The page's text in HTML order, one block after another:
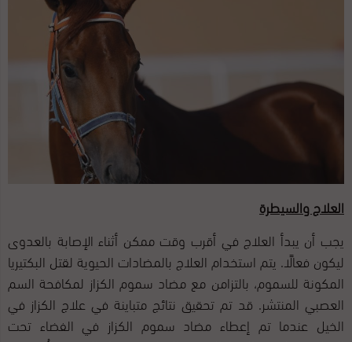
العلاج والسيطرة
يجب أن يبدأ العلاج في أقرب وقت ممكن أثناء الإصابة بالعدوى
ليكون فعالًا. يتم استخدام العلاج بالمضادات الحيوية لقتل البكتيريا
المكونة للسموم، بالتزامن مع مضاد سموم الكزاز لمكافحة السم
العصبي المنتشر. قد تم تحقيق نتائج متباينة في علاج الكزاز في
الخيل عندما تم إعطاء مضاد سموم الكزاز في الفضاء تحت